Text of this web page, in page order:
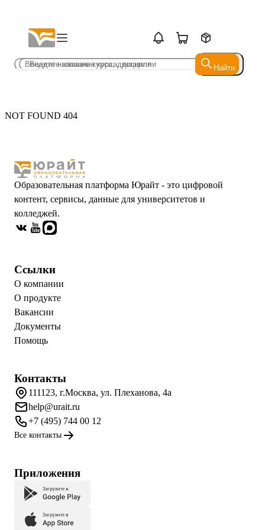
Найти
Найти
NOT FOUND 404
Образовательная платформа Юрайт - это цифровой
контент, сервисы, данные для университетов и
колледжей.
Ссылки
О компании
О продукте
Вакансии
Документы
Помощь
Контакты
111123, г.Москва, ул. Плеханова, 4а
help@urait.ru
+7 (495) 744 00 12
Все контакты
Приложения